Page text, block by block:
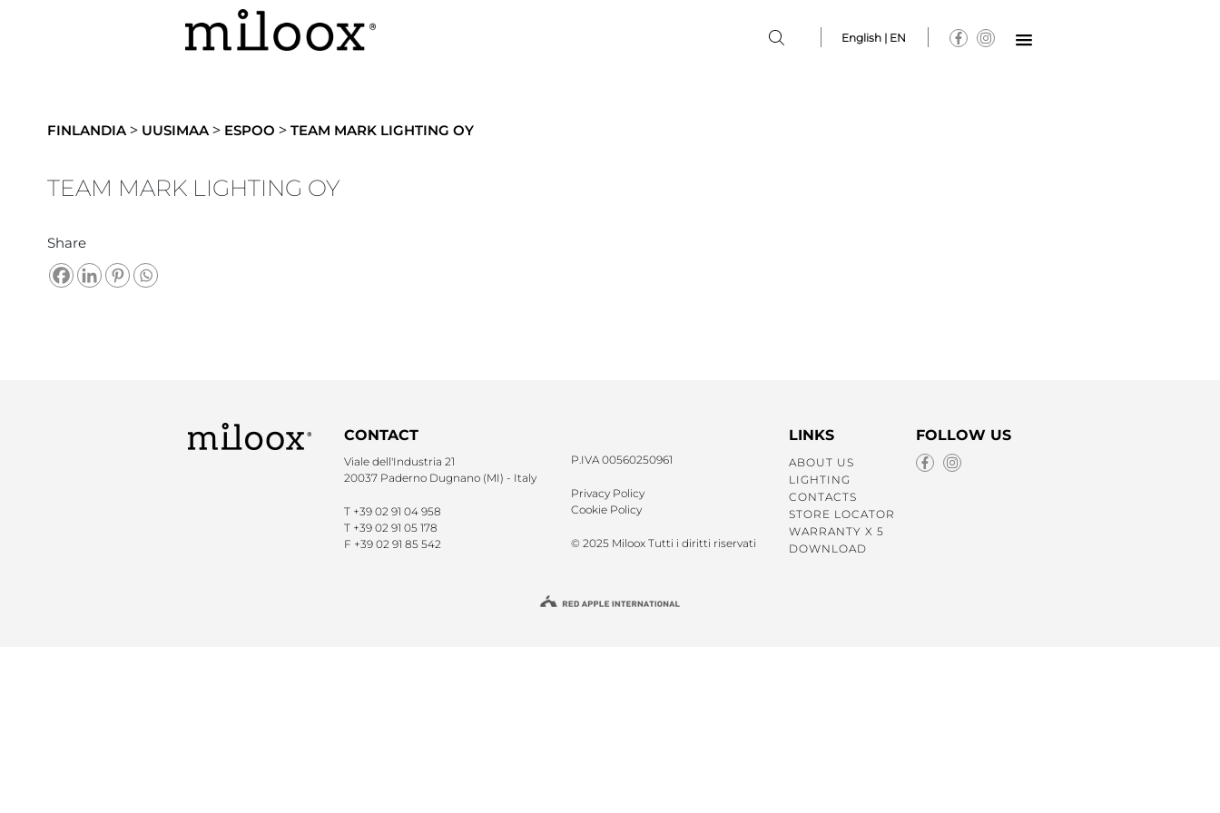
English | EN
FINLANDIA> UUSIMAA> ESPOO >TEAM MARK LIGHTING OY
TEAM MARK LIGHTING OY
Share
CONTACT
Viale dell'Industria 21
20037 Paderno Dugnano (MI) - Italy
T +39 02 91 04 958
T +39 02 91 05 178
F +39 02 91 85 542
P.IVA 00560250961
Privacy Policy
Cookie Policy
© 2025 Miloox Tutti i diritti riservati
LINKS
ABOUT US
LIGHTING
CONTACTS
STORE LOCATOR
WARRANTY X 5
DOWNLOAD
FOLLOW US